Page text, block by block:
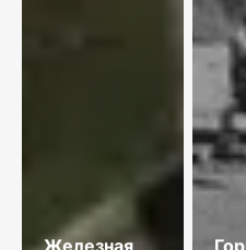
Железная